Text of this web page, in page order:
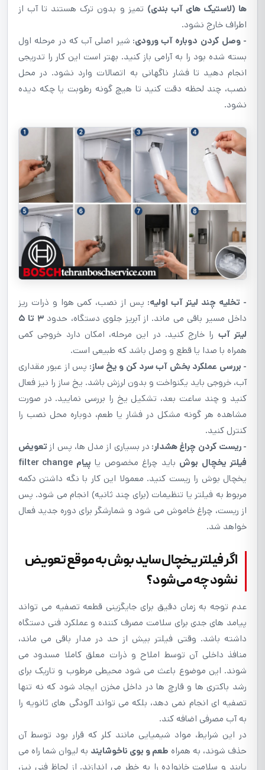
ها (لاستیک های آب بندی) تمیز و بدون ترک هستند تا آب از
اطراف خارج نشود.
- وصل کردن دوباره آب ورودی: شیر اصلی آب که در مرحله اول
بسته شده بود را به آرامی باز کنید. بهتر است این کار را تدریجی
انجام دهید تا فشار ناگهانی به اتصالات وارد نشود. در محل
نصب، چند لحظه دقت کنید تا هیچ گونه رطوبت یا چکه دیده
نشود.
- تخلیه چند لیتر آب اولیه: پس از نصب، کمی هوا و ذرات ریز
داخل مسیر باقی می ماند. از آبریز جلوی دستگاه، حدود
۳ تا ۵
لیتر آب را خارج کنید. در این مرحله، امکان دارد خروجی کمی
همراه با صدا یا قطع و وصل باشد که طبیعی است.
- بررسی عملکرد بخش آب سرد کن و یخ ساز: پس از عبور مقداری
آب، خروجی باید یکنواخت و بدون لرزش باشد. یخ ساز را نیز فعال
کنید و چند ساعت بعد، تشکیل یخ را بررسی نمایید. در صورت
مشاهده هر گونه مشکل در فشار یا طعم، دوباره محل نصب را
کنترل کنید.
- ریست کردن چراغ هشدار: در بسیاری از مدل ها، پس از تعویض
فیلتر یخچال بوش باید چراغ مخصوص یا پیام filter change
یخچال بوش را ریست کنید. معمولا این کار با نگه داشتن دکمه
مربوط به فیلتر یا تنظیمات (برای چند ثانیه) انجام می شود. پس
از ریست، چراغ خاموش می شود و شمارشگر برای دوره جدید فعال
خواهد شد.
اگر فیلتر یخچال ساید بوش به موقع تعویض
نشود چه می شود؟
عدم توجه به زمان دقیق برای جایگزینی قطعه تصفیه می تواند
پیامد های جدی برای سلامت مصرف کننده و عملکرد فنی دستگاه
داشته باشد. وقتی فیلتر بیش از حد در مدار باقی می ماند،
منافذ داخلی آن توسط املاح و ذرات معلق کاملا مسدود می
شوند. این موضوع باعث می شود محیطی مرطوب و تاریک برای
رشد باکتری ها و قارچ ها در داخل مخزن ایجاد شود که نه تنها
تصفیه ای انجام نمی دهد، بلکه می تواند آلودگی های ثانویه را
به آب مصرفی اضافه کند.
در این شرایط، مواد شیمیایی مانند کلر که قرار بود توسط آن
حذف شوند، به همراه طعم و بوی ناخوشایند به لیوان شما راه می
یابند و سلامت خانواده را به خطر می اندازند. از لحاظ فنی نیز،